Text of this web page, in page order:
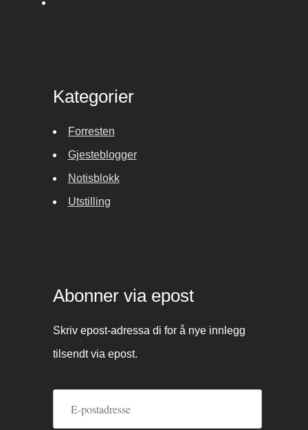
Kategorier
Forresten
Gjesteblogger
Notisblokk
Utstilling
Abonner via epost
Skriv epost-adressa di for å nye innlegg
tilsendt via epost.